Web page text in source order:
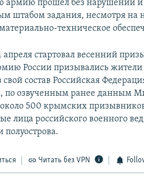
армию прошел без нарушений и
штабом задания, несмотря на
техническое
апреля стартовал весенний
России призывались
состав Российская
по озвученным ранее данным
500 крымских
лица российского военного
полуострова.
Читать без VPN